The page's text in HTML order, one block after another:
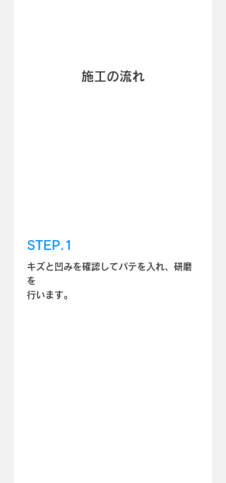
施工の流れ
STEP.1
キズと凹みを確認してパテを入れ、研磨
を
行います。